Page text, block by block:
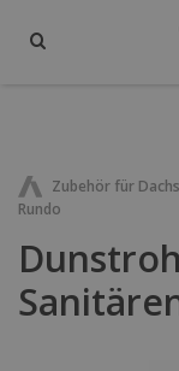
Zubehör für
Rundo